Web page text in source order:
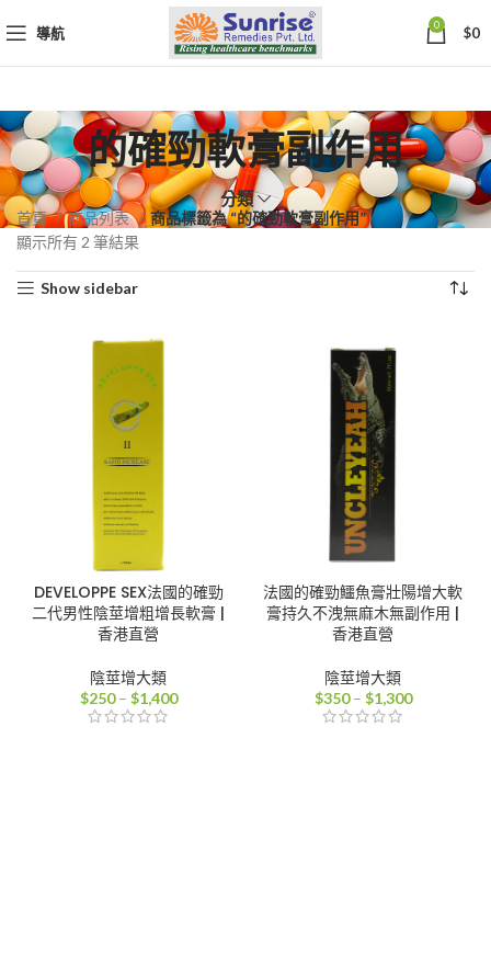
導航 0 $0
的確勁軟膏副作用
分類
首頁 商品列表
商品標籤為 “的確勁軟膏副作用”
顯示所有 2 筆結果
排
Show sidebar
DEVELOPPE SEX法國的確勁
二代男性陰莖增粗增長軟膏 |
香港直營
陰莖增大類
$250 – $1,400價
法國的確勁鱷魚膏壯陽增大軟
膏持久不洩無麻木無副作用 |
香港直營
陰莖增大類
$350 – $1,300價